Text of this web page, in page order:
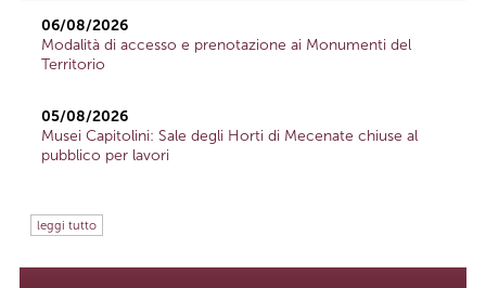
06/08/2026
Modalità di accesso e prenotazione ai Monumenti del
Territorio
05/08/2026
Musei Capitolini: Sale degli Horti di Mecenate chiuse al
pubblico per lavori
leggi tutto